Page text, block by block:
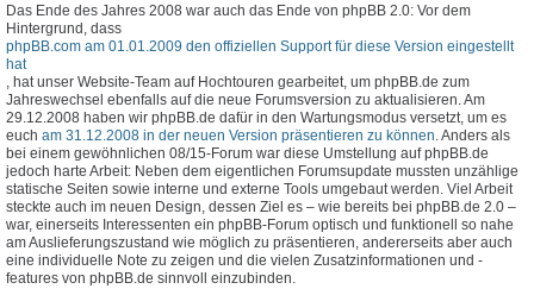
Das Ende des Jahres 2008 war auch das Ende von phpBB 2.0: Vor dem
Hintergrund, dass
phpBB.com am 01.01.2009 den offiziellen Support für diese Version eingestellt
hat
, hat unser Website-Team auf Hochtouren gearbeitet, um phpBB.de zum
Jahreswechsel ebenfalls auf die neue Forumsversion zu aktualisieren. Am
29.12.2008 haben wir phpBB.de dafür in den Wartungsmodus versetzt, um es
euch am 31.12.2008 in der neuen Version präsentieren zu können. Anders als
bei einem gewöhnlichen 08/15-Forum war diese Umstellung auf phpBB.de
jedoch harte Arbeit: Neben dem eigentlichen Forumsupdate mussten unzählige
statische Seiten sowie interne und externe Tools umgebaut werden. Viel Arbeit
steckte auch im neuen Design, dessen Ziel es – wie bereits bei phpBB.de 2.0 –
war, einerseits Interessenten ein phpBB-Forum optisch und funktionell so nahe
am Auslieferungszustand wie möglich zu präsentieren, andererseits aber auch
eine individuelle Note zu zeigen und die vielen Zusatzinformationen und -
features von phpBB.de sinnvoll einzubinden.